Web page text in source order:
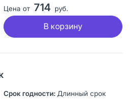
Цена от 714 руб.
В корзину
Длинный срок